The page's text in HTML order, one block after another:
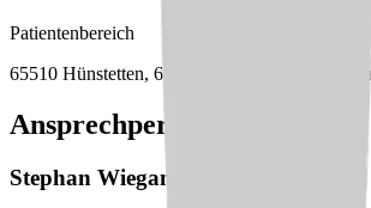
Patientenbereich
65510 Hünstetten, 65510 Idstein, 65529
Ansprechperson
Stephan Wiegand